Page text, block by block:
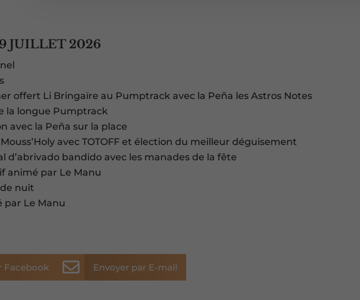
JUILLET 2026
offert Li Bringaïre au Pumptrack avec la Peña les Astros Notes
la longue Pumptrack
avec la Peña sur la place
Mouss’Holy avec TOTOFF et élection du meilleur déguisement
d’abrivado bandido avec les manades de la fête
animé par Le Manu
de nuit
par Le Manu
Facebook  Envoyer par E-mail